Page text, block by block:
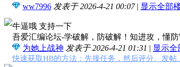
ww7996 发表于 2026-4-21 00:07 | 显示全部
牛逼哦 支持一下
吾爱汇编论坛-学破解，防破解！知进攻，懂
为她上战神 发表于 2026-4-21 01:31 | 显示全
快速获取HB的方法：先接任务，然后评分、发帖